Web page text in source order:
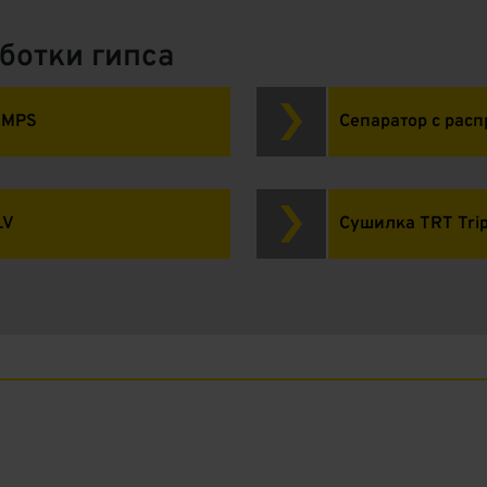
гипса
Сепаратор с
Сушилка TRT